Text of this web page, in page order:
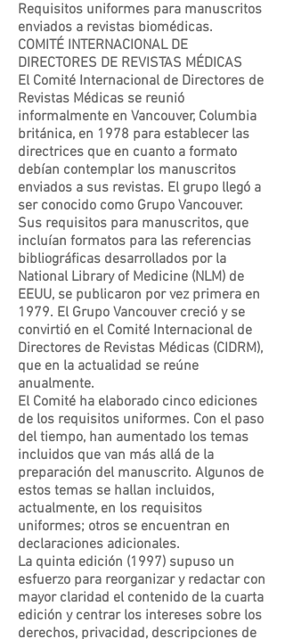
Requisitos uniformes para manuscritos
enviados a revistas biomédicas.
COMITÉ INTERNACIONAL DE
DIRECTORES DE REVISTAS MÉDICAS
El Comité Internacional de Directores de
Revistas Médicas se reunió
informalmente en Vancouver, Columbia
británica, en 1978 para establecer las
directrices que en cuanto a formato
debían contemplar los manuscritos
enviados a sus revistas. El grupo llegó a
ser conocido como Grupo Vancouver.
Sus requisitos para manuscritos, que
incluían formatos para las referencias
bibliográficas desarrollados por la
National Library of Medicine (NLM) de
EEUU, se publicaron por vez primera en
1979. El Grupo Vancouver creció y se
convirtió en el Comité Internacional de
Directores de Revistas Médicas (CIDRM),
que en la actualidad se reúne
anualmente.
El Comité ha elaborado cinco ediciones
de los requisitos uniformes. Con el paso
del tiempo, han aumentado los temas
incluidos que van más allá de la
preparación del manuscrito. Algunos de
estos temas se hallan incluidos,
actualmente, en los requisitos
uniformes; otros se encuentran en
declaraciones adicionales.
La quinta edición (1997) supuso un
esfuerzo para reorganizar y redactar con
mayor claridad el contenido de la cuarta
edición y centrar los intereses sobre los
derechos, privacidad, descripciones de